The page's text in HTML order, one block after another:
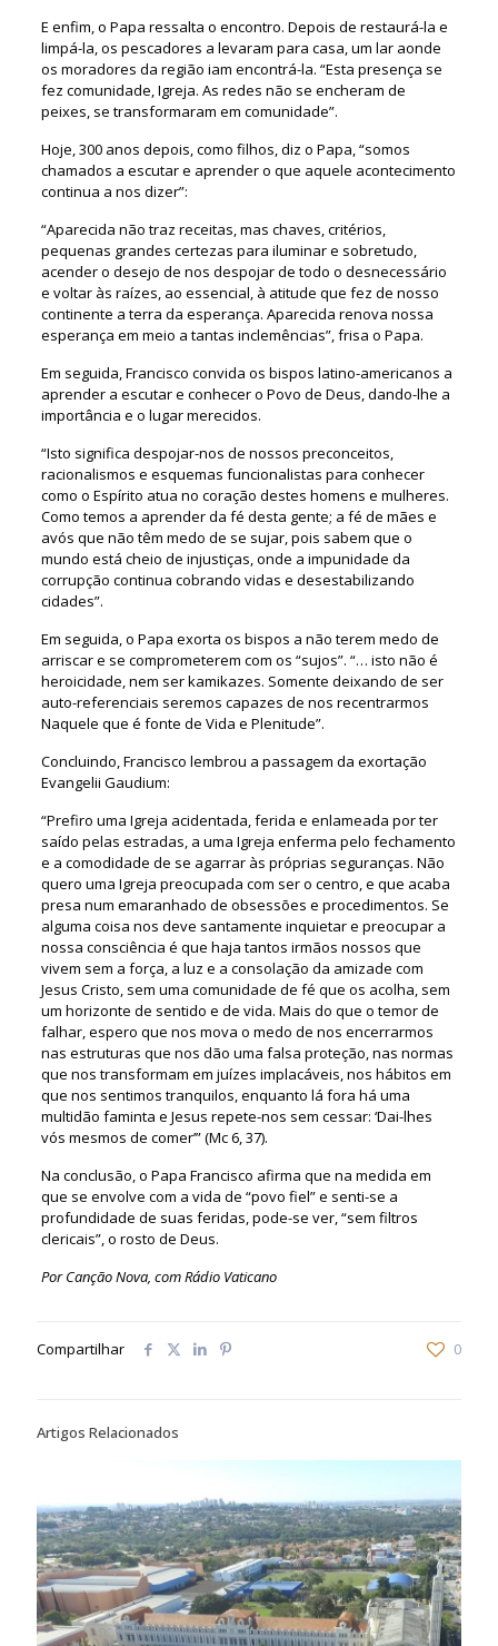
E enfim, o Papa ressalta o encontro. Depois de restaurá-la e
limpá-la, os pescadores a levaram para casa, um lar aonde
os moradores da região iam encontrá-la. “Esta presença se
fez comunidade, Igreja. As redes não se encheram de
peixes, se transformaram em comunidade”.
Hoje, 300 anos depois, como filhos, diz o Papa, “somos
chamados a escutar e aprender o que aquele acontecimento
continua a nos dizer”:
“Aparecida não traz receitas, mas chaves, critérios,
pequenas grandes certezas para iluminar e sobretudo,
acender o desejo de nos despojar de todo o desnecessário
e voltar às raízes, ao essencial, à atitude que fez de nosso
continente a terra da esperança. Aparecida renova nossa
esperança em meio a tantas inclemências”, frisa o Papa.
Em seguida, Francisco convida os bispos latino-americanos a
aprender a escutar e conhecer o Povo de Deus, dando-lhe a
importância e o lugar merecidos.
“Isto significa despojar-nos de nossos preconceitos,
racionalismos e esquemas funcionalistas para conhecer
como o Espírito atua no coração destes homens e mulheres.
Como temos a aprender da fé desta gente; a fé de mães e
avós que não têm medo de se sujar, pois sabem que o
mundo está cheio de injustiças, onde a impunidade da
corrupção continua cobrando vidas e desestabilizando
cidades”.
Em seguida, o Papa exorta os bispos a não terem medo de
arriscar e se comprometerem com os “sujos”. “… isto não é
heroicidade, nem ser kamikazes. Somente deixando de ser
auto-referenciais seremos capazes de nos recentrarmos
Naquele que é fonte de Vida e Plenitude”.
Concluindo, Francisco lembrou a passagem da exortação
Evangelii Gaudium:
“Prefiro uma Igreja acidentada, ferida e enlameada por ter
saído pelas estradas, a uma Igreja enferma pelo fechamento
e a comodidade de se agarrar às próprias seguranças. Não
quero uma Igreja preocupada com ser o centro, e que acaba
presa num emaranhado de obsessões e procedimentos. Se
alguma coisa nos deve santamente inquietar e preocupar a
nossa consciência é que haja tantos irmãos nossos que
vivem sem a força, a luz e a consolação da amizade com
Jesus Cristo, sem uma comunidade de fé que os acolha, sem
um horizonte de sentido e de vida. Mais do que o temor de
falhar, espero que nos mova o medo de nos encerrarmos
nas estruturas que nos dão uma falsa proteção, nas normas
que nos transformam em juízes implacáveis, nos hábitos em
que nos sentimos tranquilos, enquanto lá fora há uma
multidão faminta e Jesus repete-nos sem cessar: ‘Dai-lhes
vós mesmos de comer’” (Mc 6, 37).
Na conclusão, o Papa Francisco afirma que na medida em
que se envolve com a vida de “povo fiel” e senti-se a
profundidade de suas feridas, pode-se ver, “sem filtros
clericais”, o rosto de Deus.
Por Canção Nova, com Rádio Vaticano
Compartilhar 0
Artigos Relacionados